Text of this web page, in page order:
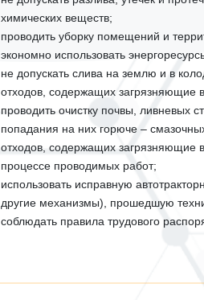
химических веществ;
проводить уборку помещений и
экономно использовать
не допускать слива на землю и в
отходов, содержащих загрязняющие
проводить очистку почвы, ливневых
попадания на них горюче –
отходов, содержащих загрязняющие
процессе проводимых работ;
использовать исправную
другие механизмы), прошедшую
соблюдать правила трудового